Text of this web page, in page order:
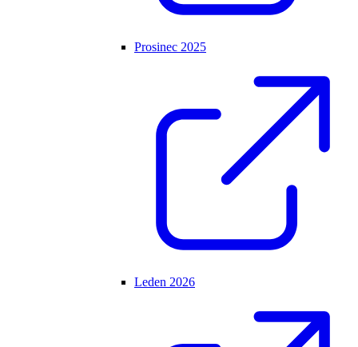
Prosinec 2025
Leden 2026